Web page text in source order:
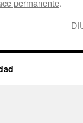
permanente.